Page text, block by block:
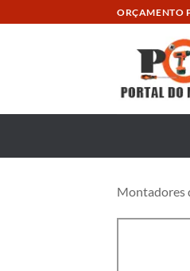
to
ORÇAMENTO
Montadores